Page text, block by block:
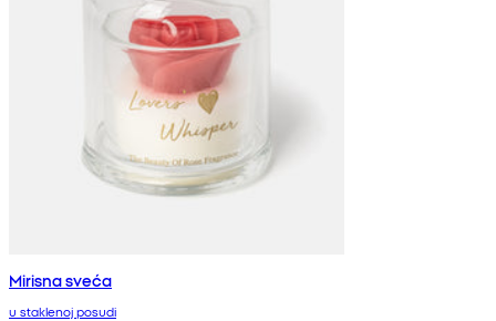
Mirisna sveća
u staklenoj posudi